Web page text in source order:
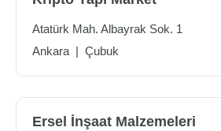
Atatürk Mah. Albayrak Sok. 1
Ankara | Çubuk
Ersel İnşaat Malzemeleri